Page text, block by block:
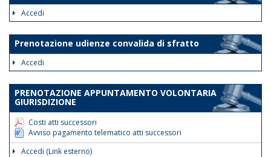
al fine di assicurare la trattazione con
priorità assoluta degli atti indifferibili e
urgenti.
Nelle medesime giornate e fasce
orarie sarà garantita la reperibilità
telefonica ai nn.rr. 0171 075
507/508/514.
Accedi
Prenotazione udienze convalida di sfratto
Accedi
PRENOTAZIONE APPUNTAMENTO VOLONTARIA
GIURISDIZIONE
Costi atti successori
Avviso pagamento telematico atti successori
Accedi (Link esterno)